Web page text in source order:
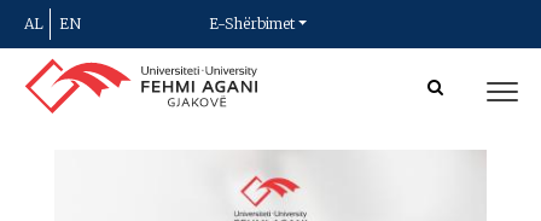
AL EN E-Shërbimet